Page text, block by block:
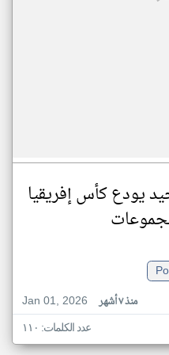
يودع كأس إفريقيا
Jan 01, 2026
منذ ٧ أشهر
عدد الكلمات: ١١٠